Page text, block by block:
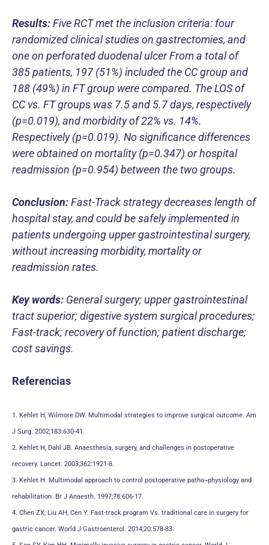
Results:Five RCT met the inclusion criteria: four
randomized clinical studies on gastrectomies, and
one on perforated duodenal ulcer From a total of
385 patients, 197 (51%) included the CC group and
188 (49%) in FT group were compared. The LOS of
CC vs. FT groups was 7.5 and 5.7 days, respectively
(p=0.019), and morbidity of 22% vs. 14%.
Respectively (p=0.019). No significance differences
were obtained on mortality (p=0.347) or hospital
readmission (p=0.954) between the two groups.
Conclusion:Fast-Track strategy decreases length of
hospital stay, and could be safely implemented in
patients undergoing upper gastrointestinal surgery,
without increasing morbidity, mortality or
readmission rates.
Key words: General surgery; upper gastrointestinal
tract superior; digestive system surgical procedures;
Fast-track; recovery of function; patient discharge;
cost savings.
Referencias
1. Kehlet H, Wilmore DW. Multimodal strategies to improve surgical outcome. Am
J Surg. 2002;183:630-41.
2. Kehlet H, Dahl JB. Anaesthesia, surgery, and challenges in postoperative
recovery. Lancet. 2003;362:1921-8.
3. Kehlet H. Multimodal approach to control postoperative patho¬physiology and
rehabilitation. Br J Anaesth. 1997;78:606-17.
4. Chen ZX, Liu AH, Cen Y. Fast-track program Vs. traditional care in surgery for
gastric cancer. World J Gastroenterol. 2014;20:578-83.